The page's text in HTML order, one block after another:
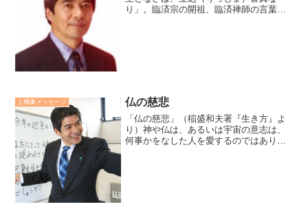
り」。臨済宗の開祖、臨済禅師の言葉で
上機嫌メッセージ 仏の慈悲
「仏の慈悲」（稲盛和夫署『生き方』よ
り）神や仏は、あるいは宇宙の意志は、
何事かをなした人を愛するのではありま